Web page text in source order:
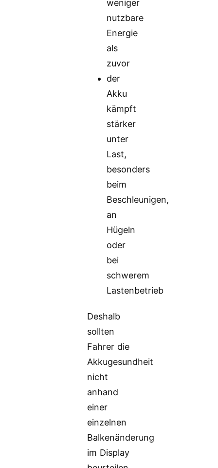
weniger
nutzbare
Energie
als
zuvor
der
Akku
kämpft
stärker
unter
Last,
besonders
beim
Beschleunigen,
an
Hügeln
oder
bei
schwerem
Lastenbetrieb
Deshalb
sollten
Fahrer die
Akkugesundheit
nicht
anhand
einer
einzelnen
Balkenänderung
im Display